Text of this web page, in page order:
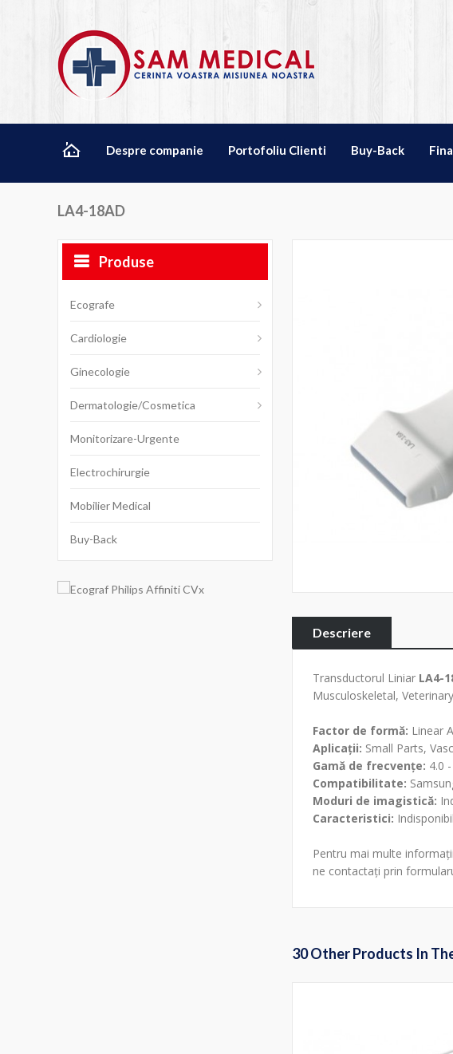
Despre companie Portofoliu Clienti Buy-Back
LA4-18AD
Produse
Ecografe
Cardiologie
Ginecologie
Dermatologie/cosmetica
Monitorizare-Urgente
Electrochirurgie
Mobilier Medical
Buy-Back
Descriere
Transductorul Liniar LA4-
Musculoskeletal,
Factor de formă: Linear
Aplicații: Small Parts,
Gamă de frecvențe: 4.0
Compatibilitate:
Moduri de imagistică:
Caracteristici:
Pentru mai multe
ne contactați prin
30 Other Products In